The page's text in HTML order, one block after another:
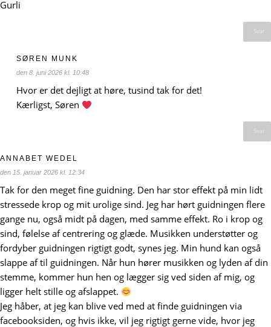
Gurli
Svar
SØREN MUNK
den 8. juni 2026 kl. 10:48
Hvor er det dejligt at høre, tusind tak for det!
Kærligst, Søren
Svar
ANNABET WEDEL
den 15. januar 2026 kl. 12:34
Tak for den meget fine guidning. Den har stor effekt på min lidt
stressede krop og mit urolige sind. Jeg har hørt guidningen flere
gange nu, også midt på dagen, med samme effekt. Ro i krop og
sind, følelse af centrering og glæde. Musikken understøtter og
fordyber guidningen rigtigt godt, synes jeg. Min hund kan også
slappe af til guidningen. Når hun hører musikken og lyden af din
stemme, kommer hun hen og lægger sig ved siden af mig, og
ligger helt stille og afslappet.
Jeg håber, at jeg kan blive ved med at finde guidningen via
facebooksiden, og hvis ikke, vil jeg rigtigt gerne vide, hvor jeg